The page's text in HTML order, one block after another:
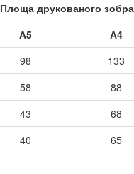
Площа друкованого
А5 А4
98 133
58 88
43 68
40 65